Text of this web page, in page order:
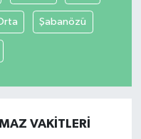
Şabanözü
VAKITLERI